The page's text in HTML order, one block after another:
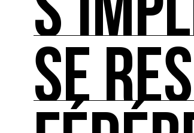
S’IMPLIQUER
Les bonnes pratiques, guides
SE
SE RESSOURCER
Les ressources théoriques et